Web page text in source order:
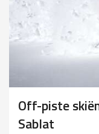
Off-piste
Sablat